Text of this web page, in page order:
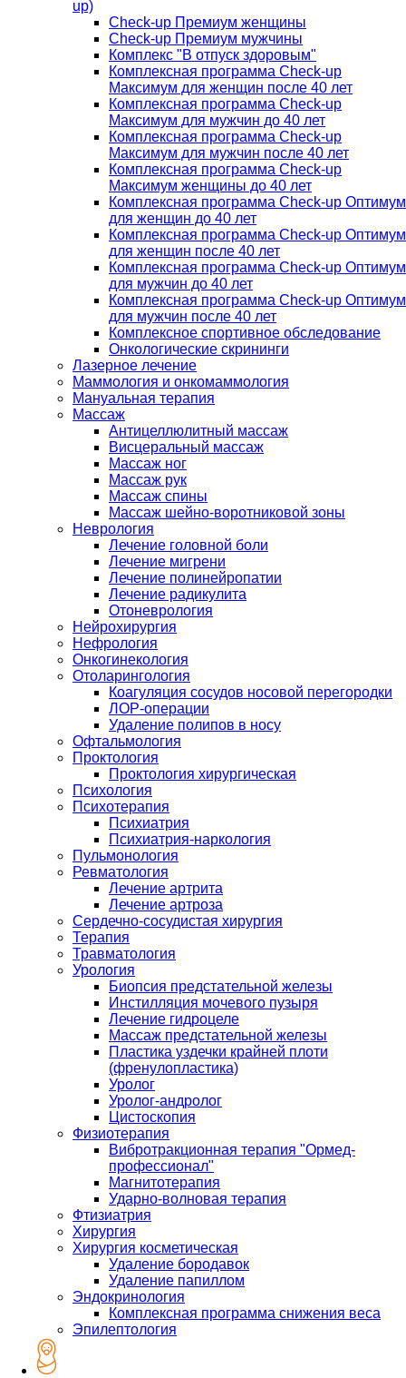
up)
Check-up Премиум женщины
Check-up Премиум мужчины
Комплекс "В отпуск здоровым"
Комплексная программа Check-up
Максимум для женщин после 40 лет
Комплексная программа Check-up
Максимум для мужчин до 40 лет
Комплексная программа Check-up
Максимум для мужчин после 40 лет
Комплексная программа Check-up
Максимум женщины до 40 лет
Комплексная программа Check-up Оптимум
для женщин до 40 лет
Комплексная программа Check-up Оптимум
для женщин после 40 лет
Комплексная программа Check-up Оптимум
для мужчин до 40 лет
Комплексная программа Check-up Оптимум
для мужчин после 40 лет
Комплексное спортивное обследование
Онкологические скрининги
Лазерное лечение
Маммология и онкомаммология
Мануальная терапия
Массаж
Антицеллюлитный массаж
Висцеральный массаж
Массаж ног
Массаж рук
Массаж спины
Массаж шейно-воротниковой зоны
Неврология
Лечение головной боли
Лечение мигрени
Лечение полинейропатии
Лечение радикулита
Отоневрология
Нейрохирургия
Нефрология
Онкогинекология
Отоларингология
Коагуляция сосудов носовой перегородки
ЛОР-операции
Удаление полипов в носу
Офтальмология
Проктология
Проктология хирургическая
Психология
Психотерапия
Психиатрия
Психиатрия-наркология
Пульмонология
Ревматология
Лечение артрита
Лечение артроза
Сердечно-сосудистая хирургия
Терапия
Травматология
Урология
Биопсия предстательной железы
Инстилляция мочевого пузыря
Лечение гидроцеле
Массаж предстательной железы
Пластика уздечки крайней плоти
(френулопластика)
Уролог
Уролог-андролог
Цистоскопия
Физиотерапия
Вибротракционная терапия "Ормед-
профессионал"
Магнитотерапия
Ударно-волновая терапия
Фтизиатрия
Хирургия
Хирургия косметическая
Удаление бородавок
Удаление папиллом
Эндокринология
Комплексная программа снижения веса
Эпилептология